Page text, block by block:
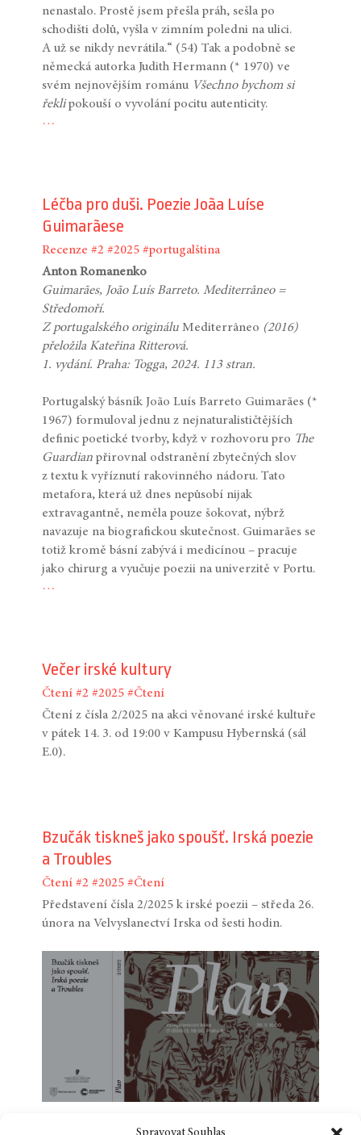
nenastalo. Prostě jsem přešla práh, sešla po
schodišti dolů, vyšla v zimním poledni na ulici.
A už se nikdy nevrátila.“ (54) Tak a podobně se
německá autorka Judith Hermann (* 1970) ve
svém nejnovějším románu Všechno bychom si
řeklipokouší o vyvolání pocitu autenticity.
…
Léčba pro duši. Poezie Joãa Luíse
Guimarãese
Recenze #2 #2025 #portugalština
Anton Romanenko
Guimarães, João Luís Barreto. Mediterrâneo =
Středomoří.
Z portugalského origináluMediterrâneo (2016)
přeložila Kateřina Ritterová.
1. vydání. Praha: Togga, 2024. 113 stran.
Portugalský básník João Luís Barreto Guimarães (*
1967) formuloval jednu z nejnaturalističtějších
definic poetické tvorby, když v rozhovoru pro The
Guardian přirovnal odstranění zbytečných slov
z textu k vyříznutí rakovinného nádoru. Tato
metafora, která už dnes nepůsobí nijak
extravagantně, neměla pouze šokovat, nýbrž
navazuje na biografickou skutečnost. Guimarães se
totiž kromě básní zabývá i medicínou – pracuje
jako chirurg a vyučuje poezii na univerzitě v Portu.
…
Večer irské kultury
Čtení #2 #2025 #Čtení
Čtení z čísla 2/2025 na akci věnované irské kultuře
v pátek 14. 3. od 19:00 v Kampusu Hybernská (sál
E.0).
Bzučák tiskneš jako spoušť. Irská poezie
a Troubles
Čtení #2 #2025 #Čtení
Představení čísla 2/2025 k irské poezii – středa 26.
února na Velvyslanectví Irska od šesti hodin.